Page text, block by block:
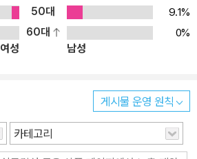
50대
9.1%
60대
0%
여성
남성
게시물 운영 원칙
카테고리